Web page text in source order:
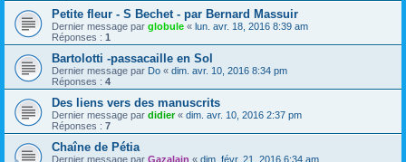
Petite fleur - S Bechet - par Bernard Massuir
Dernier message par globule « lun. avr. 18, 2016 8:39 am
Réponses : 1
Bartolotti -passacaille en Sol
Dernier message par Do « dim. avr. 10, 2016 8:34 pm
Réponses : 4
Des liens vers des manuscrits
Dernier message par didier« dim. avr. 10, 2016 2:37 pm
Réponses : 7
Chaîne de Pétia
Dernier message par Gazalain « dim. févr. 21, 2016 6:34 am